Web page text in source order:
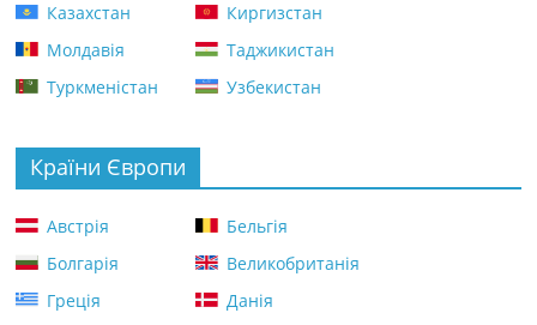
Казахстан
Киргизстан
Молдавія
Таджикистан
Туркменістан
Узбекистан
Країни Європи
Австрія
Бельгія
Болгарія
Великобританія
Греція
Данія